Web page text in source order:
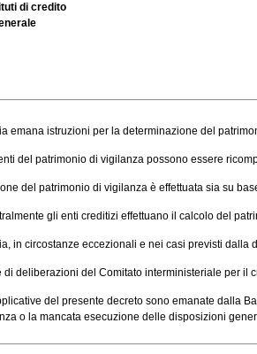
di credito
istruzioni per la determinazione del
del patrimonio di vigilanza possono essere
del patrimonio di vigilanza è effettuata sia su
gli enti creditizi effettuano il calcolo del
in circostanze eccezionali e nei casi previsti dalla
deliberazioni del Comitato interministeriale per il
del presente decreto sono emanate dalla
o la mancata esecuzione delle disposizioni